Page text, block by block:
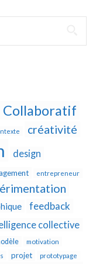
Collaboratif
créativité
design
entrepreneur
feedback
collective
motivation
projet prototypage